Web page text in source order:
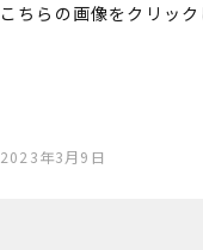
こちらの画像をクリック
2023年3月9日